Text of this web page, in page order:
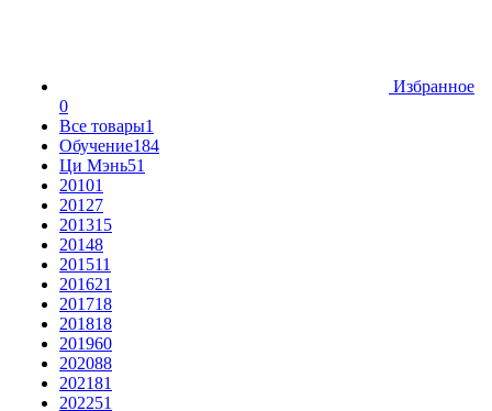
Избранное
0
Все товары1
Обучение184
Ци Мэнь51
20101
20127
201315
20148
201511
201621
201718
201818
201960
202088
202181
202251